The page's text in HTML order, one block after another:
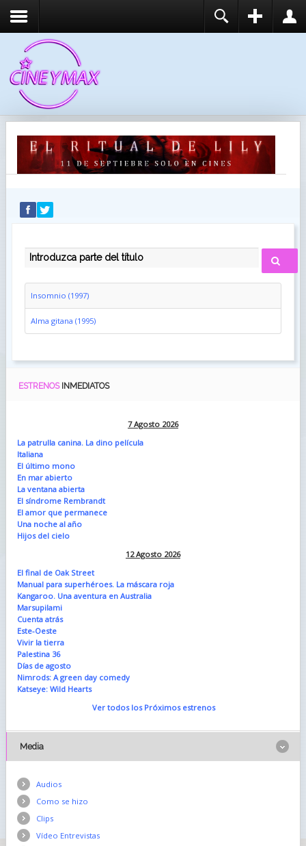
RECUÉRDEME
IDENTIFICARSE
INTRODUZCA PARTE DEL TÍTULO
Insomnio (1997)
Alma gitana (1995)
ESTRENOS INMEDIATOS
7 Agosto 2026
La patrulla canina. La dino película
Italiana
El último mono
En mar abierto
La ventana abierta
El síndrome Rembrandt
El amor que permanece
Una noche al año
Hijos del cielo
12 Agosto 2026
El final de Oak Street
Manual para superhéroes. La máscara roja
Kangaroo. Una aventura en Australia
Marsupilami
Cuenta atrás
Este-Oeste
Vivir la tierra
Palestina 36
Días de agosto
Nimrods: A green day comedy
Katseye: Wild Hearts
Ver todos los Próximos estrenos
Media
Audios
Como se hizo
Clips
Vídeo Entrevistas